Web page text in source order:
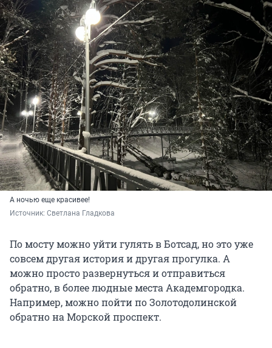
А ночью еще красивее!
Источник: Светлана Гладкова
По мосту можно уйти гулять в Ботсад, но это уже
совсем другая история и другая прогулка. А
можно просто развернуться и отправиться
обратно, в более людные места Академгородка.
Например, можно пойти по Золотодолинской
обратно на Морской проспект.